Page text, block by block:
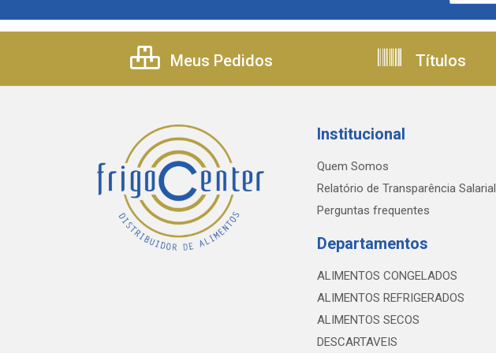
Meus Pedidos Títulos
Institucional
Quem Somos
Relatório de Transparência Salarial
Perguntas frequentes
Departamentos
ALIMENTOS CONGELADOS
ALIMENTOS REFRIGERADOS
ALIMENTOS SECOS
DESCARTAVEIS